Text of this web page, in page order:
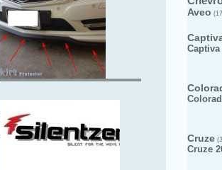
Aveo
Captiva
Cruze
Cruze